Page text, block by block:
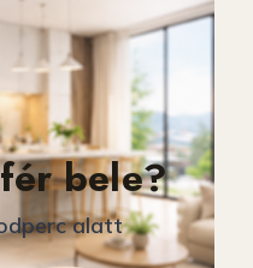
bele?
alatt